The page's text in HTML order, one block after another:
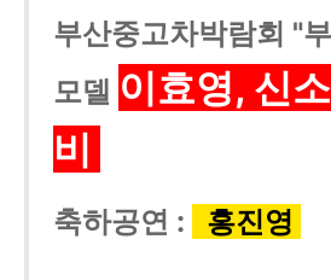
부산중고차박람회 "
모델 이효영, 신
비
축하공연 : 홍진영